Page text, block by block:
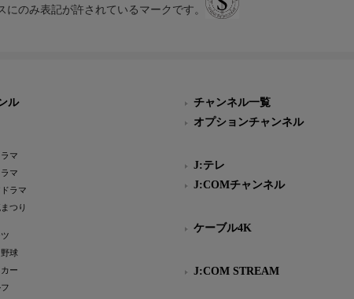
にのみ表記が許されているマークです。
ル
マ
マ
ラマ
つり
球
ー
チャンネル一覧
オプションチャンネル
J:テレ
J:COMチャンネル
ケーブル4K
J:COM STREAM